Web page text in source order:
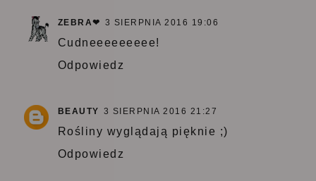
ZEBRA❤ 3 SIERPNIA 2016 19:06
Cudneeeeeeeee!
Odpowiedz
BEAUTY 3 SIERPNIA 2016 21:27
Rośliny wyglądają pięknie ;)
Odpowiedz